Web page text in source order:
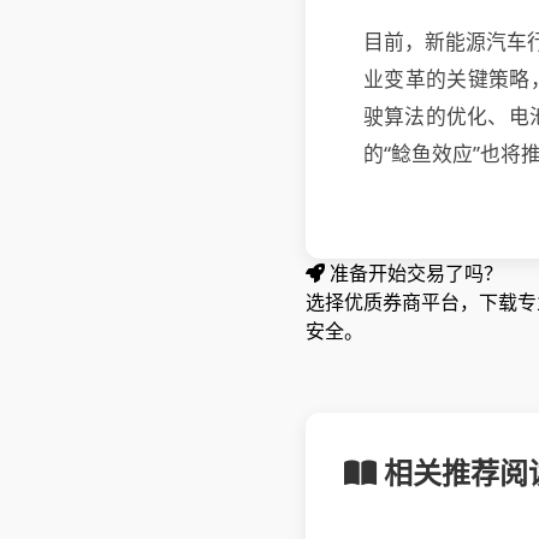
目前，新能源汽车
业变革的关键策略
驶算法的优化、电
的“鲶鱼效应”也将
准备开始交易了吗？
选择优质券商平台，下载
安全。
相关推荐阅